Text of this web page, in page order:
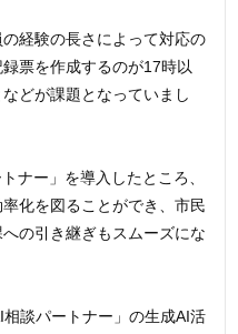
経験の長さによって対応の
票を作成するのが17時以
どが課題となっていまし
ナー」を導入したところ、
化を図ることができ、市民
の引き継ぎもスムーズにな
談パートナー」の生成AI活